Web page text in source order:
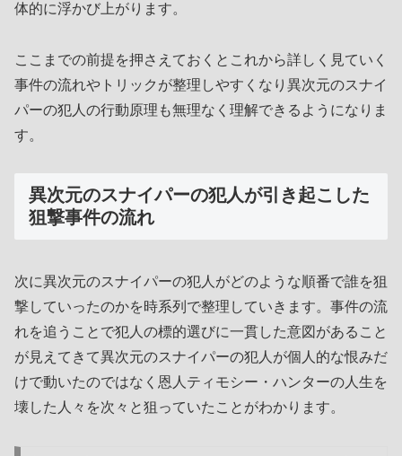
体的に浮かび上がります。
ここまでの前提を押さえておくとこれから詳しく見ていく
事件の流れやトリックが整理しやすくなり異次元のスナイ
パーの犯人の行動原理も無理なく理解できるようになりま
す。
異次元のスナイパーの犯人が引き起こした
狙撃事件の流れ
次に異次元のスナイパーの犯人がどのような順番で誰を狙
撃していったのかを時系列で整理していきます。事件の流
れを追うことで犯人の標的選びに一貫した意図があること
が見えてきて異次元のスナイパーの犯人が個人的な恨みだ
けで動いたのではなく恩人ティモシー・ハンターの人生を
壊した人々を次々と狙っていたことがわかります。